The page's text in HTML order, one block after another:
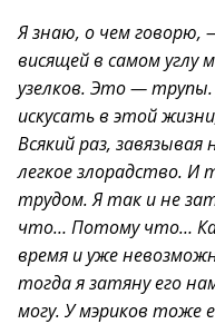
Я знаю, о чем говорю,
висящей в самом углу
узелков. Это — трупы.
искусать в этой
Всякий раз,
легкое злорадство. И
трудом. Я так и не
что… Потому что…
время и уже
тогда я затяну его
могу. У мэриков тоже